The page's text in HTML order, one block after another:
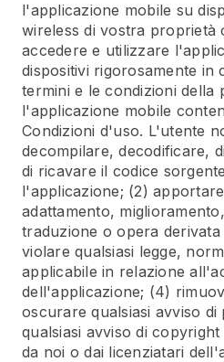
l'applicazione mobile su
wireless di vostra proprietà
accedere e utilizzare
dispositivi rigorosamente in
termini e le condizioni della
l'applicazione mobile
Condizioni d'uso. L'utente
decompilare, decodificare,
di ricavare il codice
l'applicazione; (2)
adattamento,
traduzione o opera
violare qualsiasi legge,
applicabile in relazione
dell'applicazione; (4)
oscurare qualsiasi avviso
qualsiasi avviso di
da noi o dai licenziatari